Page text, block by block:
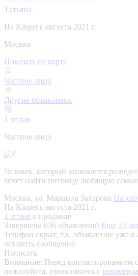
Татьяна
На Kinpet c августа 2021 г.
Москва
Показать на карте
Частное лицо
Другие объявления
1 отзыв
Частное лицо
Человек, который занимается
хочет найти питомцу любящую
Москва, ул. Маршала Захарова На
На Kinpet c августа 2021 г.
1 отзыв о продавце
Завершено 636 объявлений Еще 22
Телефон скрыт, т.к. объявление уже
оставить сообщение.
Написать
Внимание: Перед контактированием
пожалуйста, ознакомьтесь с